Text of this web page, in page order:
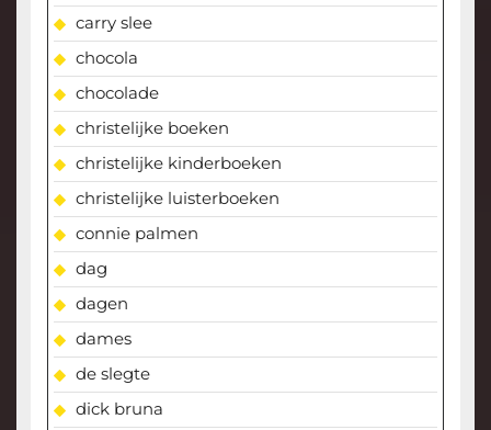
carry slee
chocola
chocolade
christelijke boeken
christelijke kinderboeken
christelijke luisterboeken
connie palmen
dag
dagen
dames
de slegte
dick bruna